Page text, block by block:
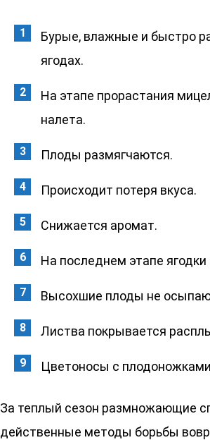
Бурые, влажные и быстро
ягодах.
На этапе прорастания
налета.
Плоды размягчаются.
Происходит потеря вкуса.
Снижается аромат.
На последнем этапе
Высохшие плоды не
Листва покрывается
Цветоносы с
За теплый сезон размножающие
действенные методы борьбы